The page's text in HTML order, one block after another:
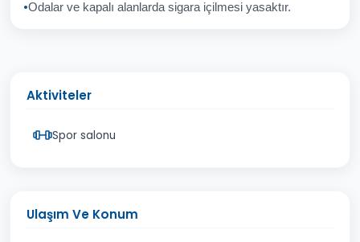
Odalar ve kapalı alanlarda sigara içilmesi yasaktır.
Aktiviteler
Spor salonu
Ulaşım Ve Konum